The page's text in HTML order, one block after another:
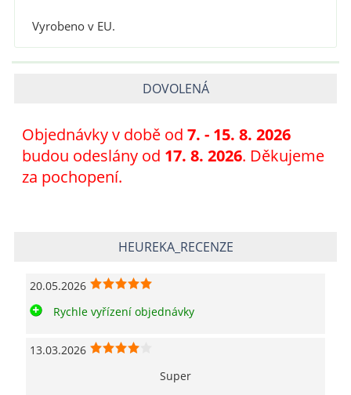
Vyrobeno v EU.
DOVOLENÁ
Objednávky v době od 7. - 15. 8. 2026
budou odeslány od 17. 8. 2026. Děkujeme
za pochopení.
HEUREKA_RECENZE
20.05.2026
Rychle vyřízení objednávky
13.03.2026
Super